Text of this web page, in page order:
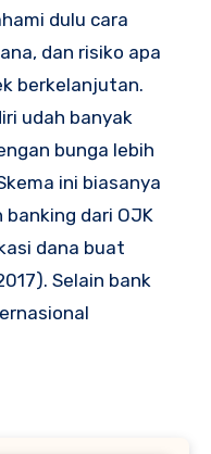
dulu cara
dan risiko apa
berkelanjutan.
udah banyak
bunga lebih
ini biasanya
dari OJK
dana buat
Selain bank